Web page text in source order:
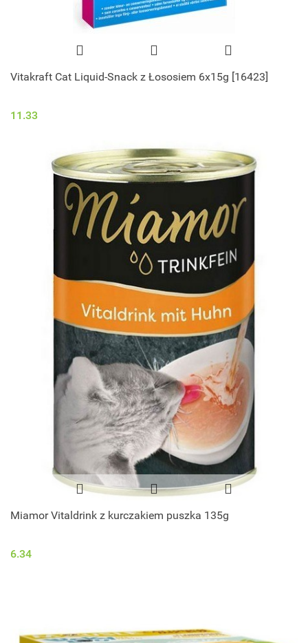
Vitakraft Cat Liquid-Snack z Łososiem 6x15g [16423]
11.33
Miamor Vitaldrink z kurczakiem puszka 135g
6.34